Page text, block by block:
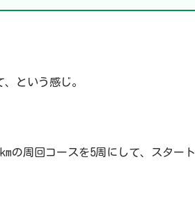
という感じ。
の周回コースを5周にして、スタート